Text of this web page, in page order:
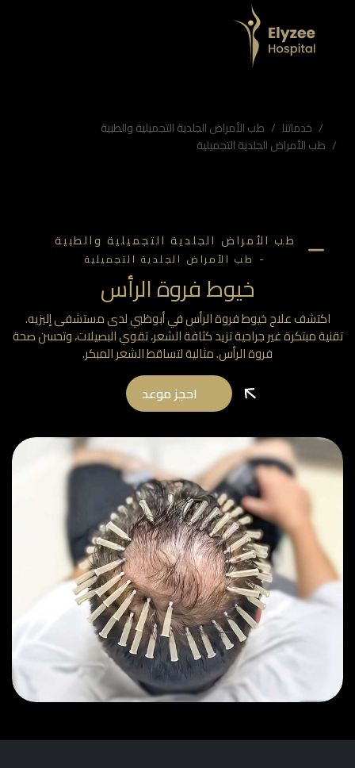
خدماتنا
طب الأمراض الجلدية التجميلية والطبية
طب الأمراض الجلدية التجميلية
طب الأمراض الجلدية التجميلية والطبية
طب الأمراض الجلدية التجميلية
خيوط فروة الرأس
اكتشف علاج خيوط فروة الرأس في أبوظبي لدى مستشفى إليزيه.
مبتكرة غير جراحية تزيد كثافة الشعر، تقوي البصيلات، وتحسن صحة
فروة الرأس. مثالية لتساقط الشعر المبكر.
احجز موعد